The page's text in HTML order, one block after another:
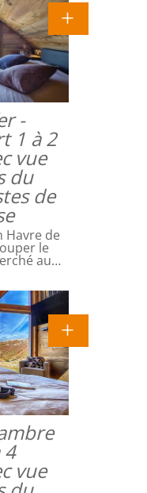
-
1 à 2
vue
du
de
Havre de
le
au…
vue